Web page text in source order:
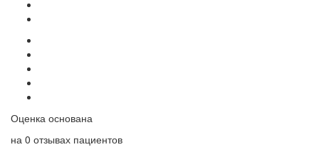
Оценка основана
на 0 отзывах пациентов